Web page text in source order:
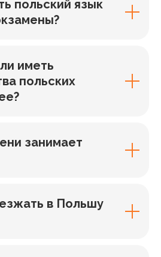
польский язык
иметь
польских
занимает
в Польшу